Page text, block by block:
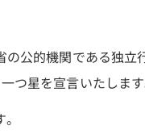
公的機関である独立
つ星を宣言いたします